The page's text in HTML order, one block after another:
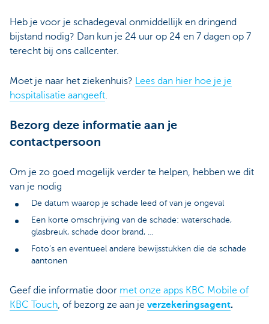
Heb je voor je schadegeval onmiddellijk en dringend
bijstand nodig? Dan kun je 24 uur op 24 en 7 dagen op 7
terecht bij ons callcenter.
Moet je naar het ziekenhuis? Lees dan hier hoe je je
hospitalisatie aangeeft.
Bezorg deze informatie aan je
contactpersoon
Om je zo goed mogelijk verder te helpen, hebben we dit
van je nodig
De datum waarop je schade leed of van je ongeval
Een korte omschrijving van de schade: waterschade,
glasbreuk, schade door brand, …
Foto’s en eventueel andere bewijsstukken die de schade
aantonen
Geef die informatie door met onze apps KBC Mobile of
KBC Touch, of bezorg ze aan je verzekeringsagent.